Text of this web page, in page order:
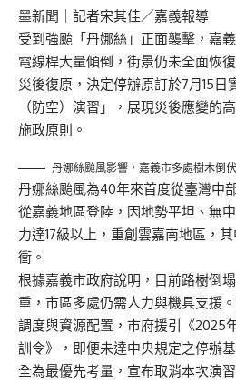
墨新聞 ｜記者宋其佳／嘉義報導
受到強颱「丹娜絲」正面襲擊，嘉
電線桿大量傾倒，街景仍未全面恢
災後復原，決定停辦原訂於7月15日
（防空）演習」，展現災後應變的
施政原則。
丹娜絲颱風影響，嘉義市多處樹木倒伏
丹娜絲颱風為40年來首度從臺灣中
從嘉義地區登陸，因地勢平坦、無
力達17級以上，重創雲嘉南地區，
衝。
根據嘉義市政府說明，目前路樹倒
重，市區多處仍需人力與機具支援
調度與資源配置，市府援引《2025
訓令》，即便未達中央規定之停辦
全為最優先考量，宣布取消本次演習